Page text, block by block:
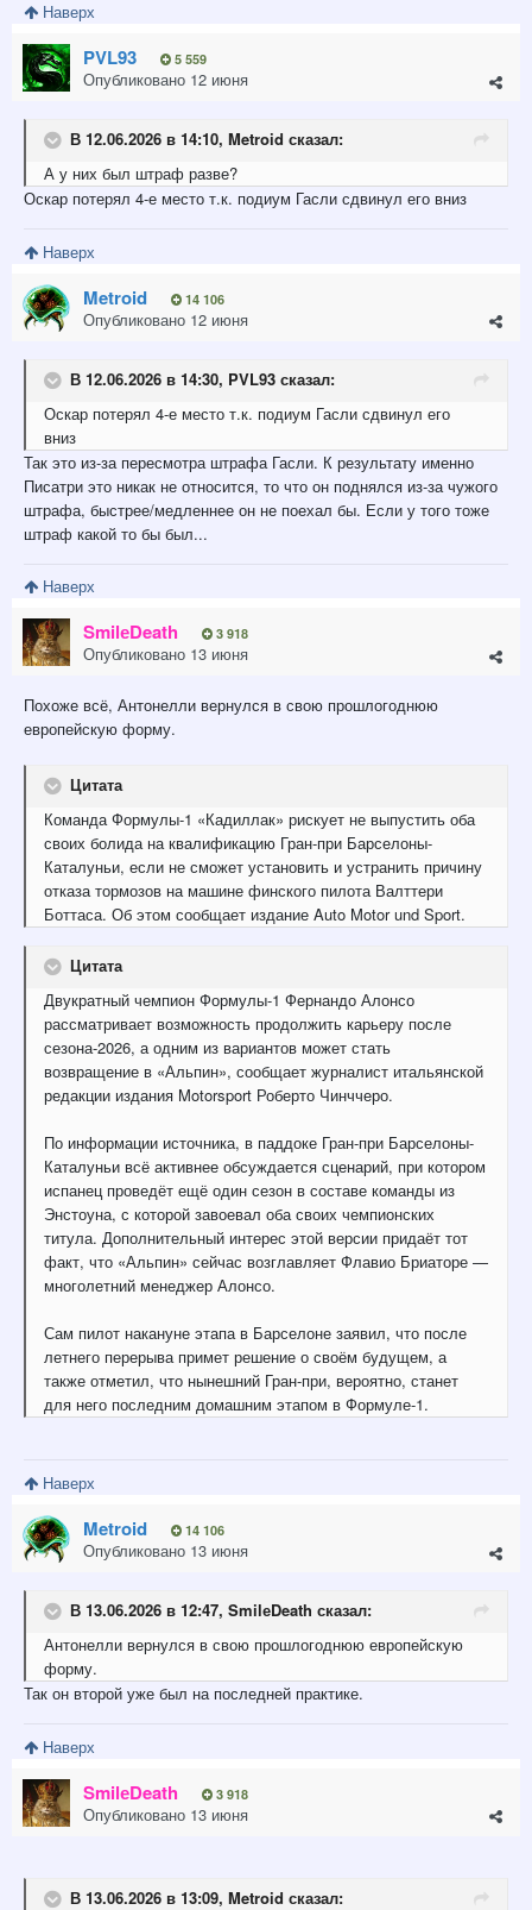
Наверх
PVL93 5 559
Опубликовано 12 июня
В 12.06.2026 в 14:10, Metroid сказал:
А у них был штраф разве?
Оскар потерял 4-е место т.к. подиум Гасли сдвинул его вниз
Наверх
Metroid 14 106
Опубликовано 12 июня
В 12.06.2026 в 14:30, PVL93 сказал:
Оскар потерял 4-е место т.к. подиум Гасли сдвинул его
вниз
Так это из-за пересмотра штрафа Гасли. К результату именно
Писатри это никак не относится, то что он поднялся из-за чужого
штрафа, быстрее/медленнее он не поехал бы. Если у того тоже
штраф какой то бы был...
Наверх
SmilеDeath 3 918
Опубликовано 13 июня
Похоже всё, Антонелли вернулся в свою прошлогоднюю
европейскую форму.
Цитата
Команда Формулы-1 «Кадиллак» рискует не выпустить оба
своих болида на квалификацию Гран-при Барселоны-
Каталуньи, если не сможет установить и устранить причину
отказа тормозов на машине финского пилота Валттери
Боттаса. Об этом сообщает издание Auto Motor und Sport.
Цитата
Двукратный чемпион Формулы-1 Фернандо Алонсо
рассматривает возможность продолжить карьеру после
сезона-2026, а одним из вариантов может стать
возвращение в «Альпин», сообщает журналист итальянской
редакции издания Motorsport Роберто Чинччеро.
По информации источника, в паддоке Гран-при Барселоны-
Каталуньи всё активнее обсуждается сценарий, при котором
испанец проведёт ещё один сезон в составе команды из
Энстоуна, с которой завоевал оба своих чемпионских
титула. Дополнительный интерес этой версии придаёт тот
факт, что «Альпин» сейчас возглавляет Флавио Бриаторе —
многолетний менеджер Алонсо.
Сам пилот накануне этапа в Барселоне заявил, что после
летнего перерыва примет решение о своём будущем, а
также отметил, что нынешний Гран-при, вероятно, станет
для него последним домашним этапом в Формуле-1.
Наверх
Metroid 14 106
Опубликовано 13 июня
В 13.06.2026 в 12:47, SmilеDeath сказал:
Антонелли вернулся в свою прошлогоднюю европейскую
форму.
Так он второй уже был на последней практике.
Наверх
SmilеDeath 3 918
Опубликовано 13 июня
В 13.06.2026 в 13:09, Metroid сказал: